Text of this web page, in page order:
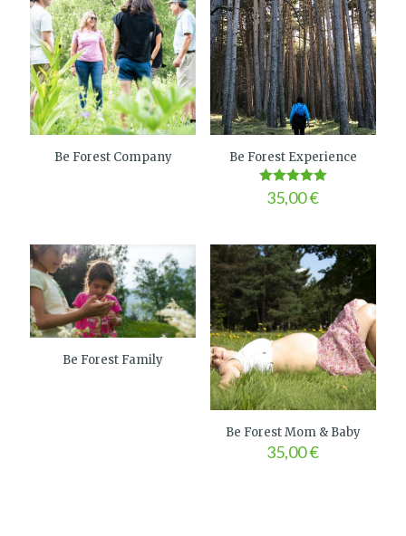
Be Forest Company Be Forest Experience
Valorado en
5.00
35,00€
Be Forest Family
Be Forest Mom & Baby
35,00€